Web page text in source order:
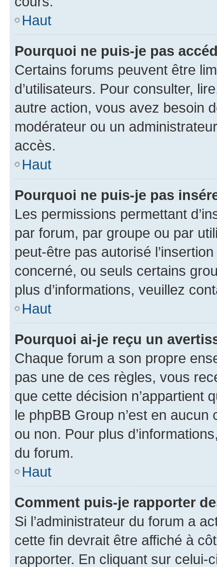
Haut
Pourquoi ne puis-je pas
Certains forums peuvent être
d’utilisateurs. Pour consulter,
autre action, vous avez besoin
modérateur ou un
accès.
Haut
Pourquoi ne puis-je pas
Les permissions permettant
par forum, par groupe ou par
peut-être pas autorisé
concerné, ou seuls certains
plus d’informations, veuillez
Haut
Pourquoi ai-je reçu un
Chaque forum a son propre
pas une de ces règles, vous
que cette décision n’appartient
le phpBB Group n’est en
ou non. Pour plus
du forum.
Haut
Comment puis-je rapporter
Si l’administrateur du forum a
cette fin devrait être affiché à
rapporter. En cliquant sur